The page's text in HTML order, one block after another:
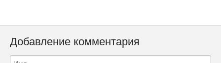
Добавление комментария